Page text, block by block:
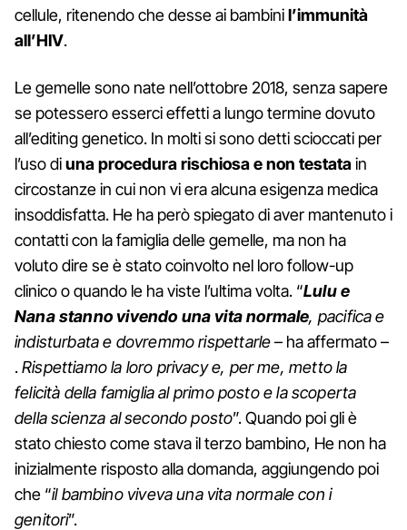
cellule, ritenendo che desse ai bambinil’immunità
all’HIV.
Le gemelle sono nate nell’ottobre 2018, senza sapere
se potessero esserci effetti a lungo termine dovuto
all’editing genetico. In molti si sono detti scioccati per
l’uso diuna procedura rischiosa e non testatain
circostanze in cui non vi era alcuna esigenza medica
insoddisfatta. He ha però spiegato di aver mantenuto i
contatti con la famiglia delle gemelle, ma non ha
voluto dire se è stato coinvolto nel loro follow-up
clinico o quando le ha viste l’ultima volta. “Lulu e
Nana stanno vivendo una vita normale, pacifica e
indisturbata e dovremmo rispettarle– ha affermato –
.Rispettiamo la loro privacy e, per me, metto la
felicità della famiglia al primo posto e la scoperta
della scienza al secondo posto”. Quando poi gli è
stato chiesto come stava il terzo bambino, He non ha
inizialmente risposto alla domanda, aggiungendo poi
che “il bambino viveva una vita normale con i
genitori”.